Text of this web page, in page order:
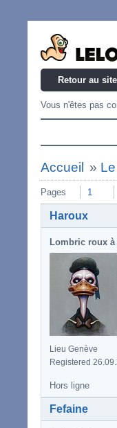
Retour au site
Vous n'êtes pas
Accueil »
Pages 1
Haroux
Lombric roux
Lieu Genève
Registered
Hors ligne
Fefaine